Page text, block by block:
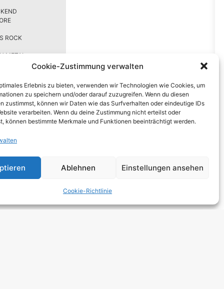
Cookie-Zustimmung verwalten
Erlebnis zu bieten, verwenden wir Technologien wie Cookies, um
zu speichern und/oder darauf zuzugreifen. Wenn du diesen
zustimmst, können wir Daten wie das Surfverhalten oder eindeutige IDs
verarbeiten. Wenn du deine Zustimmung nicht erteilst oder
können bestimmte Merkmale und Funktionen beeinträchtigt werden.
Ablehnen Einstellungen ansehen
Cookie-Richtlinie
ROCK
METAL
ROCK